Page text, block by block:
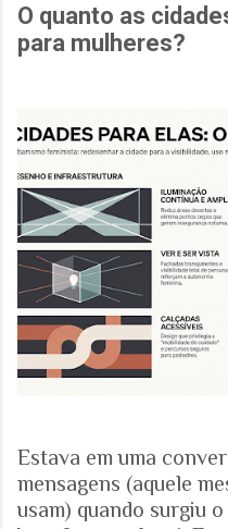
O quanto as
para mulheres?
Estava em uma
mensagens (aquele
usam) quando surgiu